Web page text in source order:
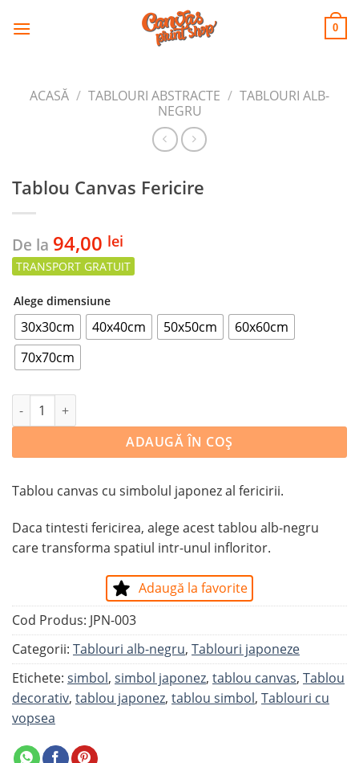
CANVAS
PRINT SHOP 0
ACASĂ / TABLOURI ABSTRACTE / TABLOURI ALB-
NEGRU
Tablou Canvas Fericire
De la 94,00 lei
Alege dimensiune
30x30cm 40x40cm 50x50cm
60x60cm
70x70cm
Cantitate Tablou Canvas Fericire
ADAUGĂ ÎN COȘ
Tablou canvas cu simbolul japonez al fericirii.
Daca tintesti fericirea, alege acest tablou alb-negru
care transforma spatiul intr-unul infloritor.
Adaugă la favorite
Cod Produs: JPN-003
Categorii: Tablouri alb-negru, Tablouri japoneze
Etichete: simbol, simbol japonez, tablou canvas, Tablou
decorativ, tablou japonez, tablou simbol, Tablouri cu
vopsea